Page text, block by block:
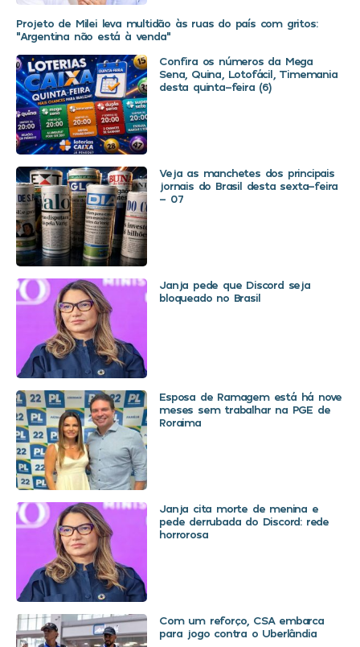
Projeto de Milei leva multidão às ruas do país com gritos:
“Argentina não está à venda”
Confira os números da Mega
Sena, Quina, Lotofácil, Timemania
desta quinta-feira (6)
Veja as manchetes dos principais
jornais do Brasil desta sexta-feira
– 07
Janja pede que Discord seja
bloqueado no Brasil
Esposa de Ramagem está há nove
meses sem trabalhar na PGE de
Roraima
Janja cita morte de menina e
pede derrubada do Discord: rede
horrorosa
Com um reforço, CSA embarca
para jogo contra o Uberlândia